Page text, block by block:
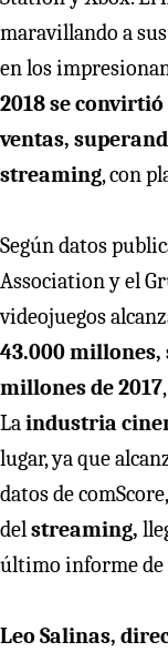
maravillando a
en los
2018 se
ventas,
streaming, con
Según datos
Association y el
videojuegos
43.000 millones,
millones de 2017
Laindustria
lugar, ya que
datos de
delstreaming,
último informe
Leo Salinas,